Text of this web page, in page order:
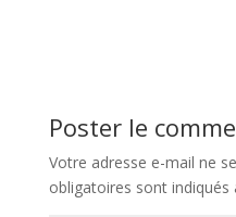
Poster le
Votre adresse e-mail ne
obligatoires sont indiqués